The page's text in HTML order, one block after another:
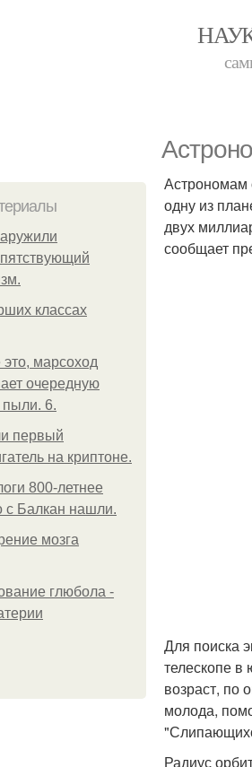
классах
марсоход
очередную
пыли. 6.
первый
на криптоне.
800-летнее
с Балкан нашли.
мозга
глюбола -
Астрономам
одну из
двух
сообщает
Для поиска
телескопе
возраст, по
молода,
Радиус